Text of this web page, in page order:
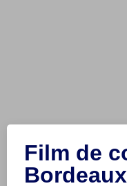
Film de
Bordeaux